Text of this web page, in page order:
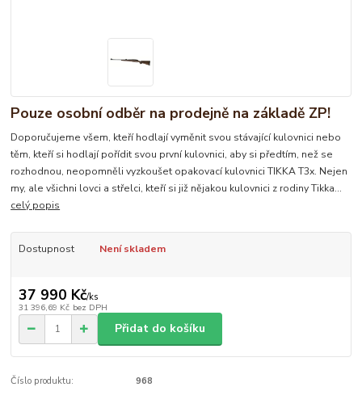
Pouze osobní odběr na prodejně na základě ZP!
Doporučujeme všem, kteří hodlají vyměnit svou stávající kulovnici nebo
těm, kteří si hodlají pořídit svou první kulovnici, aby si předtím, než se
rozhodnou, neopomněli vyzkoušet opakovací kulovnici TIKKA T3x. Nejen
my, ale všichni lovci a střelci, kteří si již nějakou kulovnici z rodiny Tikka...
celý popis
Dostupnost Není skladem
37 990 Kč/ks
31 396,69 Kč bez DPH
Přidat do košíku
Číslo produktu: 968